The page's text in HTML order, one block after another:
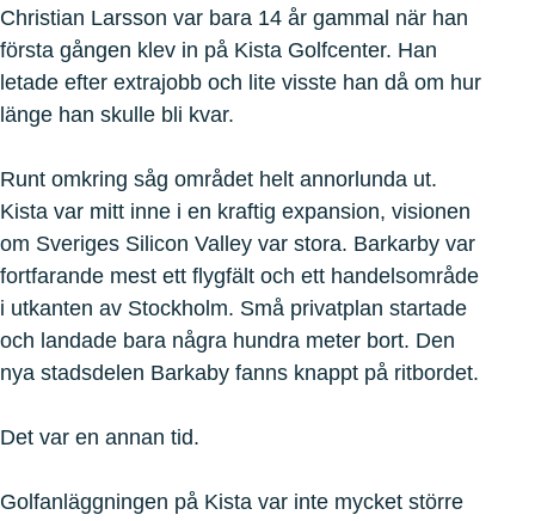
Christian Larsson var bara 14 år gammal när han
första gången klev in på Kista Golfcenter. Han
letade efter extrajobb och lite visste han då om hur
länge han skulle bli kvar.
Runt omkring såg området helt annorlunda ut.
Kista var mitt inne i en kraftig expansion, visionen
om Sveriges Silicon Valley var stora. Barkarby var
fortfarande mest ett flygfält och ett handelsområde
i utkanten av Stockholm. Små privatplan startade
och landade bara några hundra meter bort. Den
nya stadsdelen Barkaby fanns knappt på ritbordet.
Det var en annan tid.
Golfanläggningen på Kista var inte mycket större